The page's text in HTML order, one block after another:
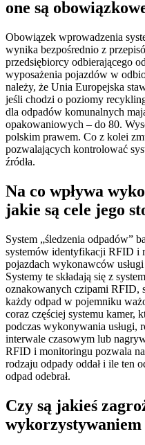
one są
Obowiązek wprowadzenia
wynika bezpośrednio z
przedsiębiorcy odbierającego
wyposażenia pojazdów w
należy, że Unia Europejska
jeśli chodzi o poziomy
dla odpadów komunalnych
opakowaniowych – do 80.
polskim prawem. Co z kolei
pozwalających kontrolować
źródła.
Na co wpływa
jakie są cele jego
System „śledzenia odpadów”
systemów identyfikacji RFID i
pojazdach wykonawców
Systemy te składają się z
oznakowanych czipami RFID,
każdy odpad w pojemniku
coraz częściej systemu kamer,
podczas wykonywania usługi,
interwale czasowym lub
RFID i monitoringu pozwala
rodzaju odpady oddał i ile ten
odpad odebrał.
Czy są jakieś
wykorzystywaniem